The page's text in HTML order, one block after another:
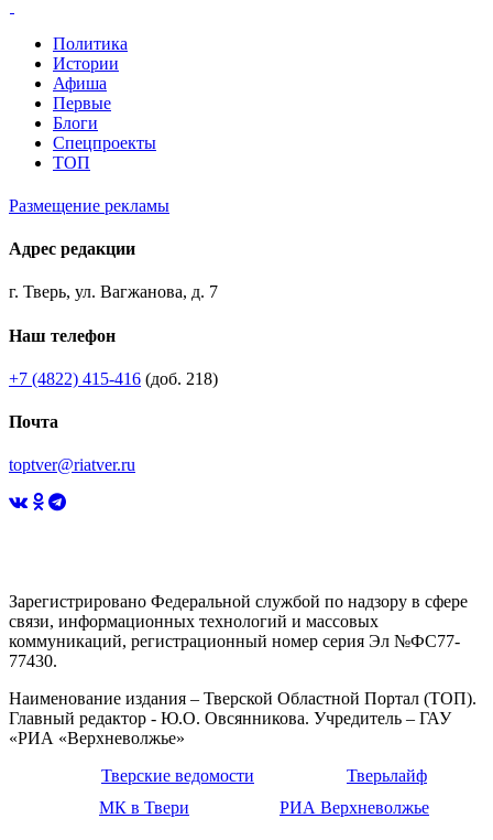
Политика
Истории
Афиша
Первые
Блоги
Спецпроекты
ТОП
Размещение рекламы
Адрес редакции
г. Тверь, ул. Вагжанова, д. 7
Наш телефон
+7 (4822) 415-416 (доб. 218)
Почта
toptver@riatver.ru
Зарегистрировано Федеральной службой по надзору в сфере
связи, информационных технологий и массовых
коммуникаций, регистрационный номер серия Эл №ФС77-
77430.
Наименование издания – Тверской Областной Портал (ТОП).
Главный редактор - Ю.О. Овсянникова. Учредитель – ГАУ
«РИА «Верхневолжье»
Тверские ведомости
Тверьлайф
МК в Твери
РИА Верхневолжье